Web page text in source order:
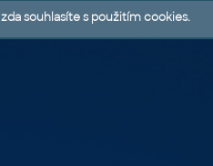
souhlasíte s použitím cookies.